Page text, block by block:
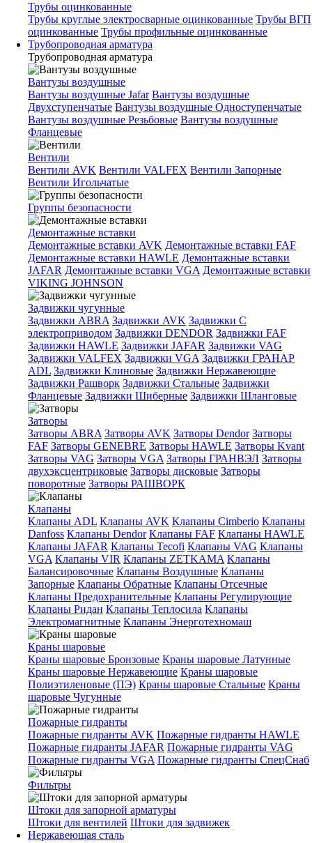
Трубы оцинкованные
Трубы круглые электросварные оцинкованные Трубы ВГП
оцинкованные Трубы профильные оцинкованные
Трубопроводная арматура
Трубопроводная арматура
Вантузы воздушные
Вантузы воздушные Jafar Вантузы воздушные
Двухступенчатые Вантузы воздушные Одноступенчатые
Вантузы воздушные Резьбовые Вантузы воздушные
Фланцевые
Вентили
Вентили AVK Вентили VALFEX Вентили Запорные
Вентили Игольчатые
Группы безопасности
Демонтажные вставки
Демонтажные вставки AVK Демонтажные вставки FAF
Демонтажные вставки HAWLE Демонтажные вставки
JAFAR Демонтажные вставки VGA Демонтажные вставки
VIKING JOHNSON
Задвижки чугунные
Задвижки ABRA Задвижки AVK Задвижки C
электроприводом Задвижки DENDOR Задвижки FAF
Задвижки HAWLE Задвижки JAFAR Задвижки VAG
Задвижки VALFEX Задвижки VGA Задвижки ГРАНАР
ADL Задвижки Клиновые Задвижки Нержавеющие
Задвижки Рашворк Задвижки Стальные Задвижки
Фланцевые Задвижки Шиберные Задвижки Шланговые
Затворы
Затворы ABRA Затворы AVK Затворы Dendor Затворы
FAF Затворы GENEBRE Затворы HAWLE Затворы Kvant
Затворы VAG Затворы VGA Затворы ГРАНВЭЛ Затворы
двухэксцентриковые Затворы дисковые Затворы
поворотные Затворы РАШВОРК
Клапаны
Клапаны ADL Клапаны AVK Клапаны Cimberio Клапаны
Danfoss Клапаны Dendor Клапаны FAF Клапаны HAWLE
Клапаны JAFAR Клапаны Tecofi Клапаны VAG Клапаны
VGA Клапаны VIR Клапаны ZETKAMA Клапаны
Балансировочные Клапаны Воздушные Клапаны
Запорные Клапаны Обратные Клапаны Отсечные
Клапаны Предохранительные Клапаны Регулирующие
Клапаны Ридан Клапаны Теплосила Клапаны
Электромагнитные Клапаны Энерготехномаш
Краны шаровые
Краны шаровые Бронзовые Краны шаровые Латунные
Краны шаровые Нержавеющие Краны шаровые
Полиэтиленовые (ПЭ) Краны шаровые Стальные Краны
шаровые Чугунные
Пожарные гидранты
Пожарные гидранты AVK Пожарные гидранты HAWLE
Пожарные гидранты JAFAR Пожарные гидранты VAG
Пожарные гидранты VGA Пожарные гидранты СпецСнаб
Фильтры
Штоки для запорной арматуры
Штоки для вентилей Штоки для задвижек
Нержавеющая сталь